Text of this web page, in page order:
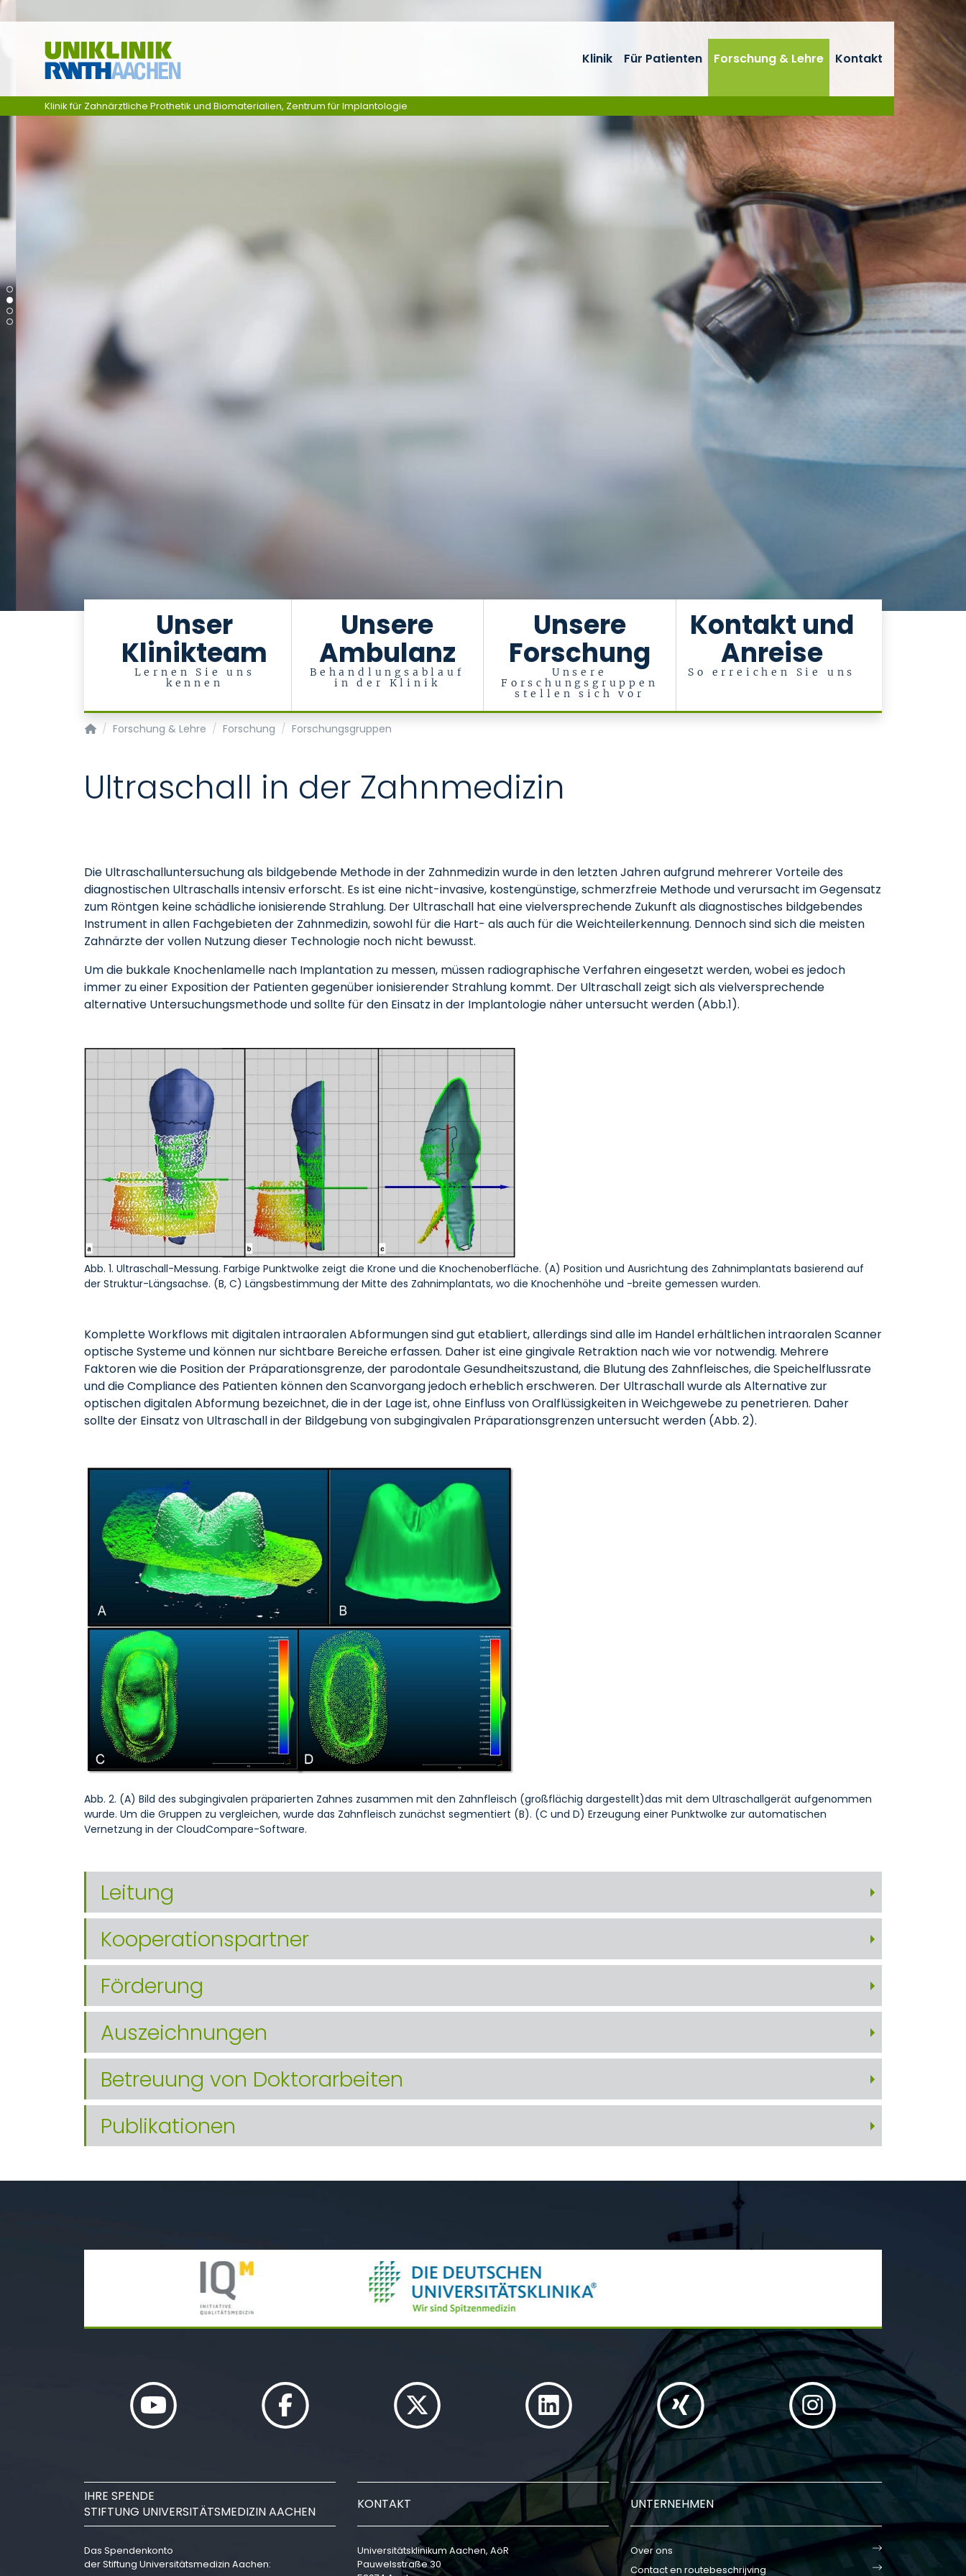
Ga naar navigatie
Unser
Klinikteam
Lernen Sie uns
kennen
Unsere
Ambulanz
Behandlungsablauf
in der Klinik
Unsere
Forschung
Unsere
Forschungsgruppen
stellen sich vor
Kontakt und
Anreise
So erreichen Sie uns
Klinik Für Patienten Forschung & Lehre Kontakt
Klinik für Zahnärztliche Prothetik und Biomaterialien, Zentrum für Implantologie
Klinik für Zahnärztliche Prothetik und Biomaterialien, Zentrum für Implantologie
Forschung & Lehre Forschung Forschungsgruppen
Ultraschall in der Zahnmedizin
Die Ultraschalluntersuchung als bildgebende Methode in der Zahnmedizin wurde in den letzten Jahren aufgrund mehrerer Vorteile des
diagnostischen Ultraschalls intensiv erforscht. Es ist eine nicht-invasive, kostengünstige, schmerzfreie Methode und verursacht im Gegensatz
zum Röntgen keine schädliche ionisierende Strahlung. Der Ultraschall hat eine vielversprechende Zukunft als diagnostisches bildgebendes
Instrument in allen Fachgebieten der Zahnmedizin, sowohl für die Hart- als auch für die Weichteilerkennung. Dennoch sind sich die meisten
Zahnärzte der vollen Nutzung dieser Technologie noch nicht bewusst.
Um die bukkale Knochenlamelle nach Implantation zu messen, müssen radiographische Verfahren eingesetzt werden, wobei es jedoch
immer zu einer Exposition der Patienten gegenüber ionisierender Strahlung kommt. Der Ultraschall zeigt sich als vielversprechende
alternative Untersuchungsmethode und sollte für den Einsatz in der Implantologie näher untersucht werden (Abb.1).
Abb. 1. Ultraschall-Messung. Farbige Punktwolke zeigt die Krone und die Knochenoberfläche. (A) Position und Ausrichtung des Zahnimplantats basierend auf
der Struktur-Längsachse. (B, C) Längsbestimmung der Mitte des Zahnimplantats, wo die Knochenhöhe und -breite gemessen wurden.
Komplette Workflows mit digitalen intraoralen Abformungen sind gut etabliert, allerdings sind alle im Handel erhältlichen intraoralen Scanner
optische Systeme und können nur sichtbare Bereiche erfassen. Daher ist eine gingivale Retraktion nach wie vor notwendig. Mehrere
Faktoren wie die Position der Präparationsgrenze, der parodontale Gesundheitszustand, die Blutung des Zahnfleisches, die Speichelflussrate
und die Compliance des Patienten können den Scanvorgang jedoch erheblich erschweren. Der Ultraschall wurde als Alternative zur
optischen digitalen Abformung bezeichnet, die in der Lage ist, ohne Einfluss von Oralflüssigkeiten in Weichgewebe zu penetrieren. Daher
sollte der Einsatz von Ultraschall in der Bildgebung von subgingivalen Präparationsgrenzen untersucht werden (Abb. 2).
Abb. 2. (A) Bild des subgingivalen präparierten Zahnes zusammen mit den Zahnfleisch (großflächig dargestellt)das mit dem Ultraschallgerät aufgenommen
wurde. Um die Gruppen zu vergleichen, wurde das Zahnfleisch zunächst segmentiert (B). (C und D) Erzeugung einer Punktwolke zur automatischen
Vernetzung in der CloudCompare-Software.
Leitung
Kooperationspartner
Förderung
Auszeichnungen
Betreuung von Doktorarbeiten
Publikationen
IHRE SPENDE
STIFTUNG UNIVERSITÄTSMEDIZIN AACHEN
Das Spendenkonto
der Stiftung Universitätsmedizin Aachen:
KONTAKT
Universitätsklinikum Aachen, AöR
Pauwelsstraße 30
UNTERNEHMEN
Over ons
Contact en routebeschrijving